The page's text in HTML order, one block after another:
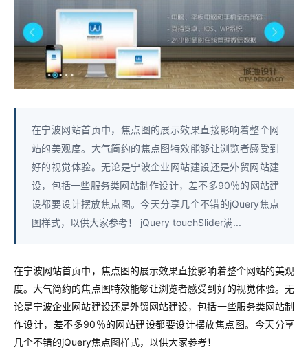
在宁波网站首页中，焦点图的展示效果直接影响着整个网
站的美观度。大气简约的焦点图特效能够让浏览者感受到
好的视觉体验。无论是宁波企业网站建设还是外贸网站建
设，包括一些服务类网站制作设计，差不多90％的网站建
设都要设计摆放焦点图。今天分享几个不错的jQuery焦点
图样式，以供大家参考！ jQuery touchSlider满...
在宁波网站首页中，焦点图的展示效果直接影响着整个网站的美观
度。大气简约的焦点图特效能够让浏览者感受到好的视觉体验。无
论是宁波企业网站建设还是外贸网站建设，包括一些服务类网站制
作设计，差不多90％的网站建设都要设计摆放焦点图。今天分享
几个不错的jQuery焦点图样式，以供大家参考！